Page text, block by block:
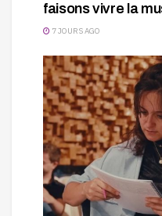
faisons vivre la
7 JOURS AGO